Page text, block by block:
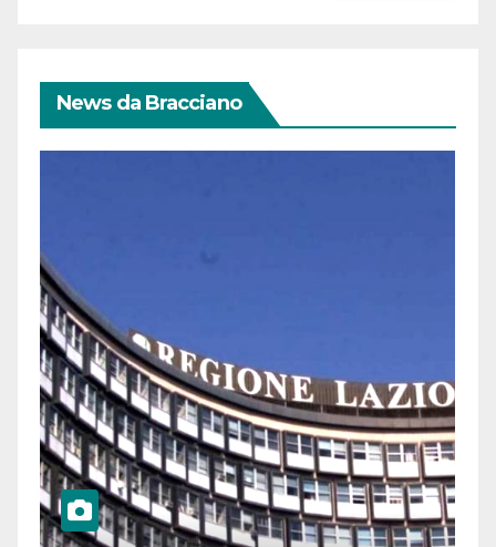
News da Bracciano